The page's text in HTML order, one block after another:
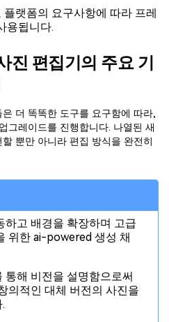
랫폼의 요구사항에 따라 프레
용됩니다.
진 편집기의 주요 기
더 똑똑한 도구를 요구함에 따라,
그레이드를 진행합니다. 나열된 새
뿐만 아니라 편집 방식을 완전히
하고 배경을 확장하며 고급
위한 ai-powered 생성 채
통해 비전을 설명함으로써
의적인 대체 버전의 사진을